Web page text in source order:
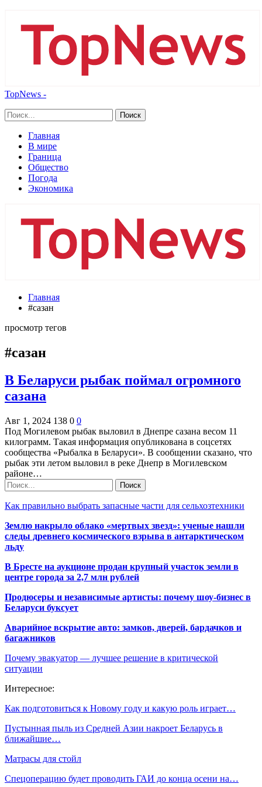
TopNews -
Главная
В мире
Граница
Общество
Погода
Экономика
Главная
#сазан
просмотр тегов
#сазан
В Беларуси рыбак поймал огромного
сазана
Авг 1, 2024 138 0 0
Под Могилевом рыбак выловил в Днепре сазана весом 11
килограмм. Такая информация опубликована в соцсетях
сообщества «Рыбалка в Беларуси». В сообщении сказано, что
рыбак эти летом выловил в реке Днепр в Могилевском
районе…
Как правильно выбрать запасные части для сельхозтехники
Землю накрыло облако «мертвых звезд»: ученые нашли
следы древнего космического взрыва в антарктическом
льду
В Бресте на аукционе продан крупный участок земли в
центре города за 2,7 млн рублей
Продюсеры и независимые артисты: почему шоу-бизнес в
Беларуси буксует
Аварийное вскрытие авто: замков, дверей, бардачков и
багажников
Почему эвакуатор — лучшее решение в критической
ситуации
Интересное:
Как подготовиться к Новому году и какую роль играет…
Пустынная пыль из Средней Азии накроет Беларусь в
ближайшие…
Матрасы для стойл
Спецоперацию будет проводить ГАИ до конца осени на…